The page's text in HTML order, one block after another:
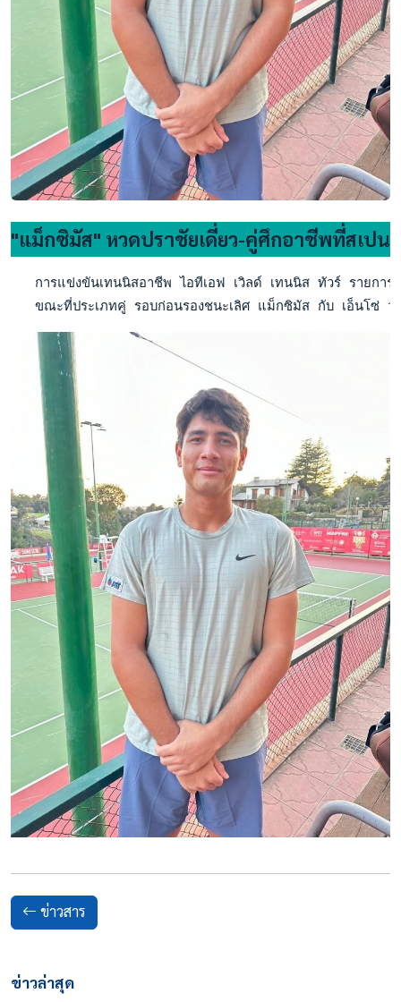
"แม็กซิมัส" หวดปราชัยเดี่ยว-คู่ศึกอาชีพที่สเปน
การแข่งขันเทนนิสอาชีพ ไอทีเอฟ เวิลด์ เทนนิส ทัวร์ รายกา
ขณะที่ประเภทคู่ รอบก่อนรองชนะเลิศ แม็กซิมัส กับ เอ็นโซ่ ว
ข่าวสาร
ข่าวล่าสุด